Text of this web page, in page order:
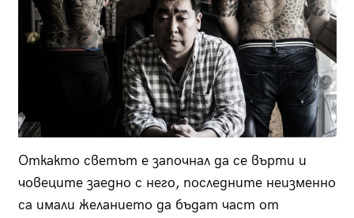
Откакто светът е започнал да се върти и
човеците заедно с него, последните неизменно
са имали желанието да бъдат част от